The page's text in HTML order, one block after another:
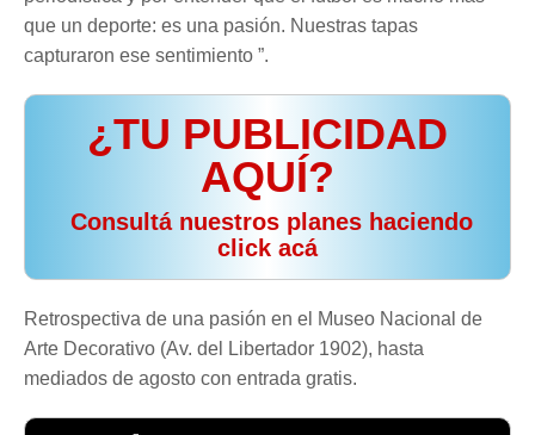
que un deporte: es una pasión. Nuestras tapas
capturaron ese sentimiento ”.
¿TU PUBLICIDAD
AQUÍ?
️ Consultá nuestros planes haciendo
click acá
Retrospectiva de una pasión en el Museo Nacional de
Arte Decorativo (Av. del Libertador 1902), hasta
mediados de agosto con entrada gratis.